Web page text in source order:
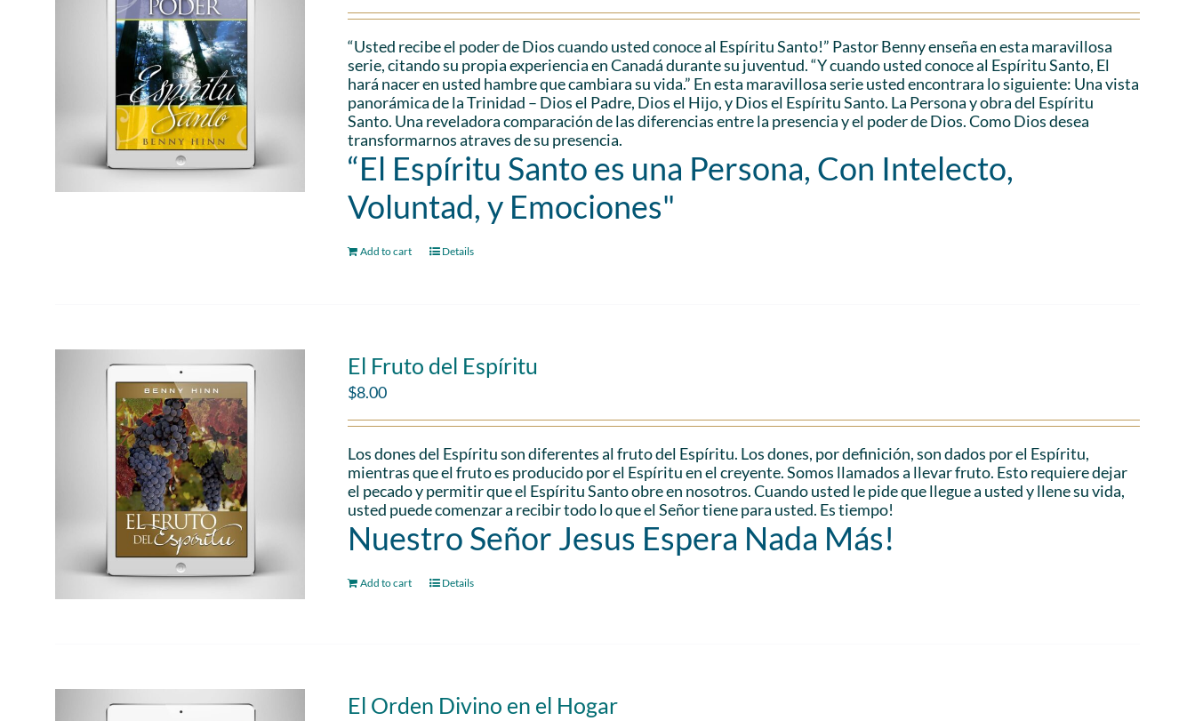
“Usted recibe el poder de Dios cuando usted conoce al Espíritu Santo!” Pastor Benny enseña en esta maravillosa
serie, citando su propia experiencia en Canadá durante su juventud. “Y cuando usted conoce al Espíritu Santo, El
hará nacer en usted hambre que cambiara su vida.” En esta maravillosa serie usted encontrara lo siguiente: Una vista
panorámica de la Trinidad – Dios el Padre, Dios el Hijo, y Dios el Espíritu Santo. La Persona y obra del Espíritu
Santo. Una reveladora comparación de las diferencias entre la presencia y el poder de Dios. Como Dios desea
transformarnos atraves de su presencia.
“El Espíritu Santo es una Persona, Con Intelecto,
Voluntad, y Emociones"
Add to cart Details
El Fruto del Espíritu
$8.00
Los dones del Espíritu son diferentes al fruto del Espíritu. Los dones, por definición, son dados por el Espíritu,
mientras que el fruto es producido por el Espíritu en el creyente. Somos llamados a llevar fruto. Esto requiere dejar
el pecado y permitir que el Espíritu Santo obre en nosotros. Cuando usted le pide que llegue a usted y llene su vida,
usted puede comenzar a recibir todo lo que el Señor tiene para usted. Es tiempo!
Nuestro Señor Jesus Espera Nada Más!
Add to cart Details
El Orden Divino en el Hogar